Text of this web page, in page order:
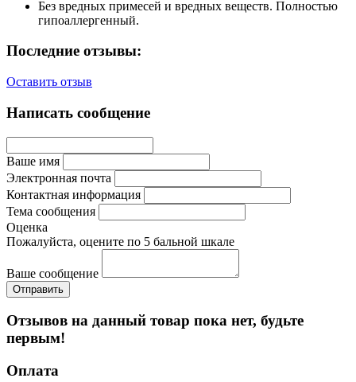
Без вредных примесей и вредных веществ. Полностью
гипоаллергенный.
Последние отзывы:
Оставить отзыв
Написать сообщение
Ваше имя
Электронная почта
Контактная информация
Тема сообщения
Оценка
Пожалуйста, оцените по 5 бальной шкале
Ваше сообщение
Отзывов на данный товар пока нет, будьте
первым!
Оплата